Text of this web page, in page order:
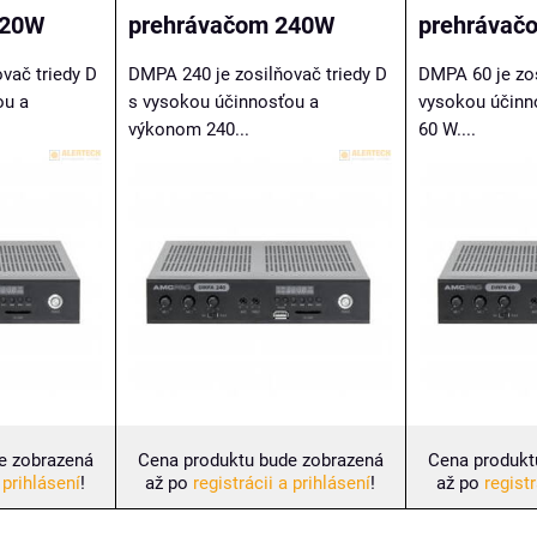
triedy D
a
zobrazená
!
prehrávačom 240W
DMPA 240 je zosilňovač triedy D
s vysokou účinnosťou a
výkonom 240...
Cena produktu bude zobrazená
až po registrácii a prihlásení!
DMPA 60 je
vysokou
60 W....
Cena
až po